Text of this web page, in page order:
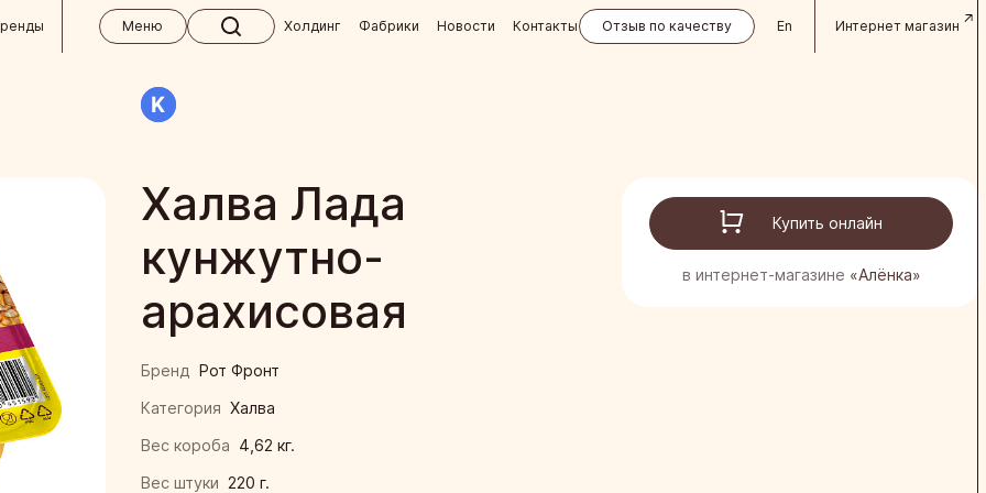
изделия ручной работы
для СНГ
Меню
Холдинг
и абитуриентам
Фабрики
фабрика «Ясная Поляна»
кондитерская фабрика
фабрика им. К. Самойловой
кондитерская фабрика
Новости Контакты
клиентам
«Алёнка»
Отзыв по качеству
En
Интернет магазин
Халва Лада
кунжутно-
арахисовая
Бренд Рот Фронт
Категория Халва
Вес короба 4,62 кг.
Вес штуки 220 г.
Купить онлайн
в интернет-магазине «Алёнка»